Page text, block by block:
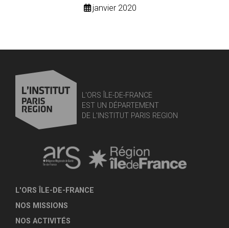
janvier 2020
L'ORS ÎLE-DE-FRANCE
EST UN DÉPARTEMENT
DE L'INSTITUT PARIS REGION
L'ORS ÎLE-DE-FRANCE
NOS MISSIONS
NOS ACTIVITÉS